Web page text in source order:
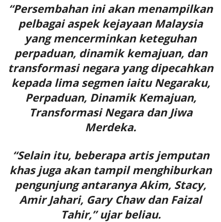
“Persembahan ini akan menampilkan
pelbagai aspek kejayaan Malaysia
yang mencerminkan keteguhan
perpaduan, dinamik kemajuan, dan
transformasi negara yang dipecahkan
kepada lima segmen iaitu Negaraku,
Perpaduan, Dinamik Kemajuan,
Transformasi Negara dan Jiwa
Merdeka.
“Selain itu, beberapa artis jemputan
khas juga akan tampil menghiburkan
pengunjung antaranya Akim, Stacy,
Amir Jahari, Gary Chaw dan Faizal
Tahir,” ujar beliau.